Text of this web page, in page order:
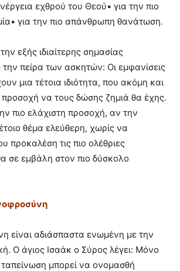
εχθρού του Θεού• για την πιο
για την πιο απάνθρωπη θανάτωση.
εξής ιδιαίτερης σημασίας
πείρα των ασκητών: Οι εμφανίσεις
μια τέτοια ιδιότητα, που ακόμη και
προσοχή να τους δώσης ζημιά θα έχης.
πιο ελάχιστη προσοχή, αν την
θέμα ελεύθερη, χωρίς να
προκαλέση τις πιο ολέθριες
σε εμβάλη στον πιο δύσκολο
είναι αδιάσπαστα ενωμένη με την
Ο άγιος Ισαάκ ο Σύρος λέγει: Μόνο
ταπείνωση μπορεί να ονομασθή